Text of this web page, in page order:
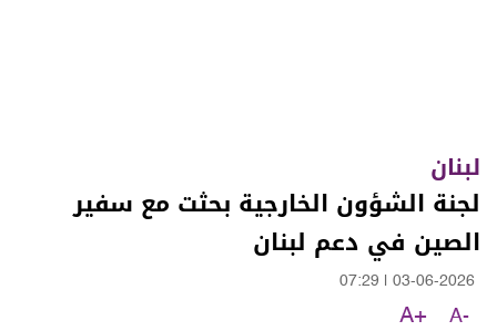
لبنان
لجنة الشؤون الخارجية بحثت مع سفير
الصين في دعم لبنان
03-06-2026
07:29
A-
A+